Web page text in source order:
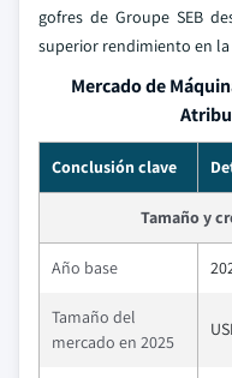
gofres de Groupe SEB
superior rendimiento en la
Mercado de
Conclusión clave
Tamaño y
Año base
Tamaño del
mercado en 2025